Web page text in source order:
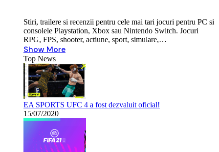
Stiri, trailere si recenzii pentru cele mai tari jocuri pentru PC si
consolele Playstation, Xbox sau Nintendo Switch. Jocuri
RPG, FPS, shooter, actiune, sport, simulare,…
Show More
Top News
EA SPORTS UFC 4 a fost dezvaluit oficial!
15/07/2020